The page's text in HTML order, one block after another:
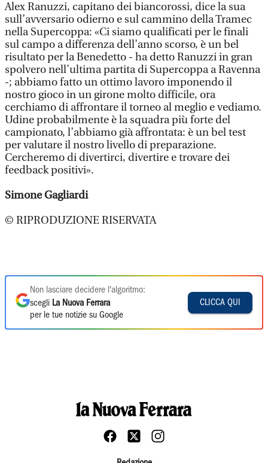
Alex Ranuzzi, capitano dei biancorossi, dice la sua
sull’avversario odierno e sul cammino della Tramec
nella Supercoppa: «Ci siamo qualificati per le finali
sul campo a differenza dell’anno scorso, è un bel
risultato per la Benedetto - ha detto Ranuzzi in gran
spolvero nell’ultima partita di Supercoppa a Ravenna
-; abbiamo fatto un ottimo lavoro imponendo il
nostro gioco in un girone molto difficile, ora
cerchiamo di affrontare il torneo al meglio e vediamo.
Udine probabilmente è la squadra più forte del
campionato, l’abbiamo già affrontata: è un bel test
per valutare il nostro livello di preparazione.
Cercheremo di divertirci, divertire e trovare dei
feedback positivi».
Simone Gagliardi
© RIPRODUZIONE RISERVATA
Non lasciare decidere l'algoritmo:
scegli La Nuova Ferrara
per le tue notizie su Google
CLICCA QUI